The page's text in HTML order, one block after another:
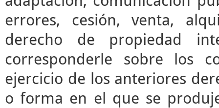
errores, cesión, venta,
derecho de propiedad
corresponderle sobre los
ejercicio de los anteriores
o forma en el que se